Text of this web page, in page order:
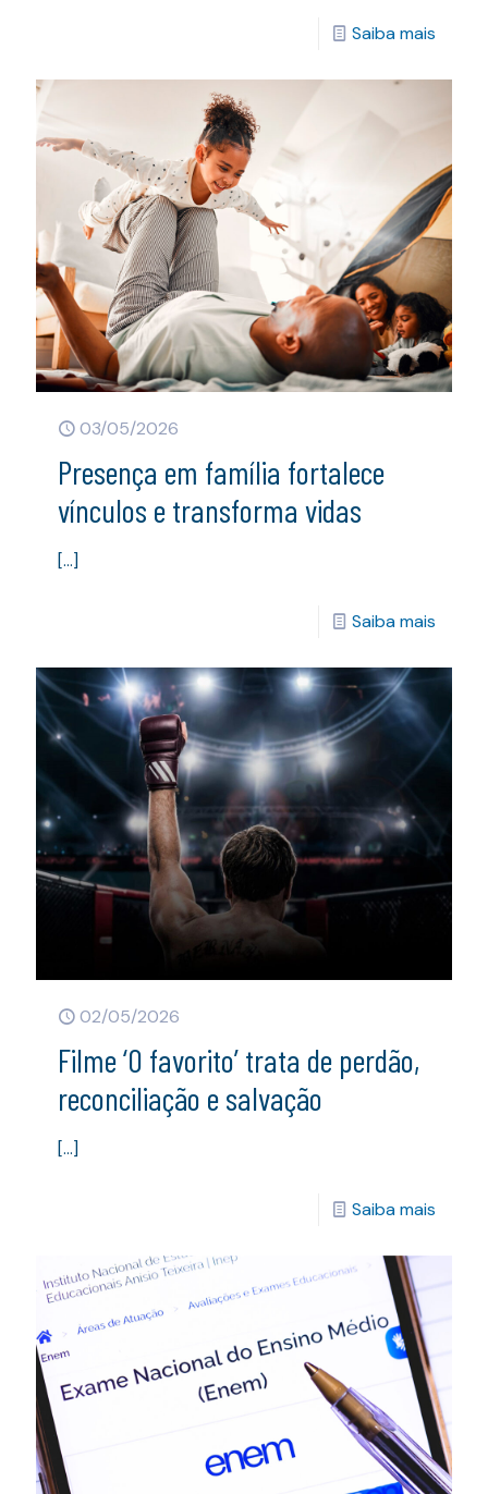
Saiba mais
03/05/2026
Presença em família fortalece
vínculos e transforma vidas
[…]
Saiba mais
02/05/2026
Filme ‘O favorito’ trata de perdão,
reconciliação e salvação
[…]
Saiba mais